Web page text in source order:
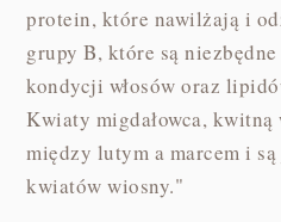
protein, które nawilżają i
grupy B, które są
kondycji włosów oraz
Kwiaty migdałowca,
między lutym a marcem i
kwiatów wiosny."